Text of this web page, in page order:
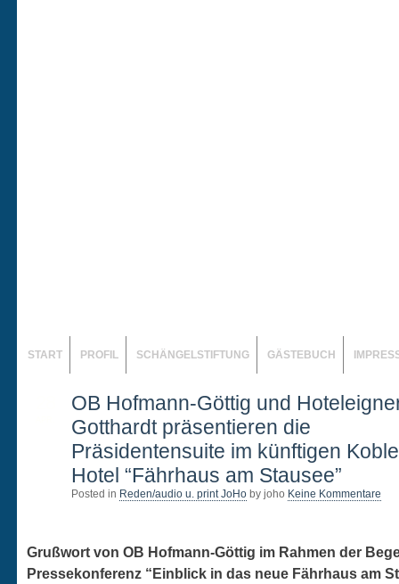
START PROFIL SCHÄNGELSTIFTUNG GÄSTEBUCH
OB Hofmann-Göttig und
Gotthardt präsentieren die
Präsidentensuite im künftigen
Hotel “Fährhaus am Stausee”
Posted in Reden/audio u. print JoHo by joho Keine Kommentare
Grußwort von OB Hofmann-Göttig im Rahmen der
Pressekonferenz “Einblick in das neue Fährhaus am